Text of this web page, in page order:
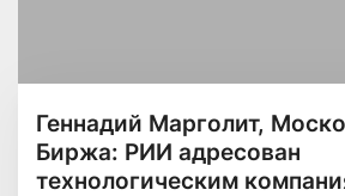
Геннадий Марголит,
Биржа: РИИ адресован
технологическим